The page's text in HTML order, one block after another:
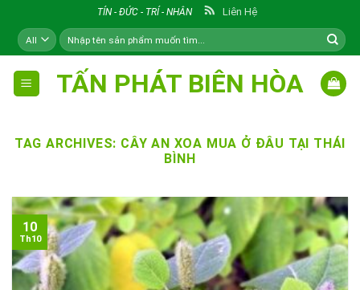
content
TÍN - ĐỨC - TRÍ - NHÂN Liên Hệ
Tìm
kiếm:
TẤN PHÁT BIÊN HÒA
TAG ARCHIVES: CÂY AN XOA MUA Ở ĐÂU TẠI THÁI
BÌNH
10
Th10